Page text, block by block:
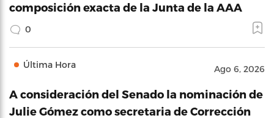
composición exacta de la Junta de la AAA
0
Última Hora Ago 6, 2026
A consideración del Senado la nominación de
Julie Gómez como secretaria de Corrección